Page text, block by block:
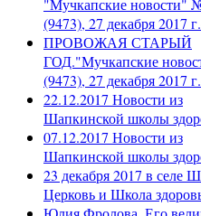
"Мучкапские новости"
(9473), 27 декабря 2017 г.
ПРОВОЖАЯ СТАРЫЙ
ГОД."Мучкапские
(9473), 27 декабря 2017 г.
22.12.2017 Новости из
Шапкинской школы
07.12.2017 Новости из
Шапкинской школы
23 декабря 2017 в селе
Церковь и Школа